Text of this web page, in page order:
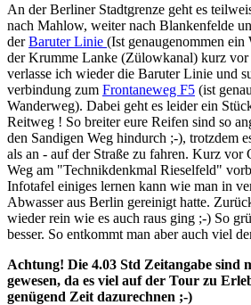
An der Berliner Stadtgrenze geht es
nach Mahlow, weiter nach Blankenfelde
derBaruter Linie (Ist genaugenommen
der Krumme Lanke (Zülowkanal) kurz vor
verlasse ich wieder die Baruter Linie und
verbindung zum Frontaneweg F5 (ist
Wanderweg). Dabei geht es leider ein
Reitweg ! So breiter eure Reifen sind so
den Sandigen Weg hindurch ;-), trotzdem
als an - auf der Straße zu fahren. Kurz vor
Weg am "Technikdenkmal Rieselfeld"
Infotafel einiges lernen kann wie man in
Abwasser aus Berlin gereinigt hatte.
wieder rein wie es auch raus ging ;-) So
besser. So entkommt man aber auch viel
Achtung! Die 4.03 Std Zeitangabe sind
gewesen, da es viel auf der Tour zu
genügend Zeit dazurechnen ;-)